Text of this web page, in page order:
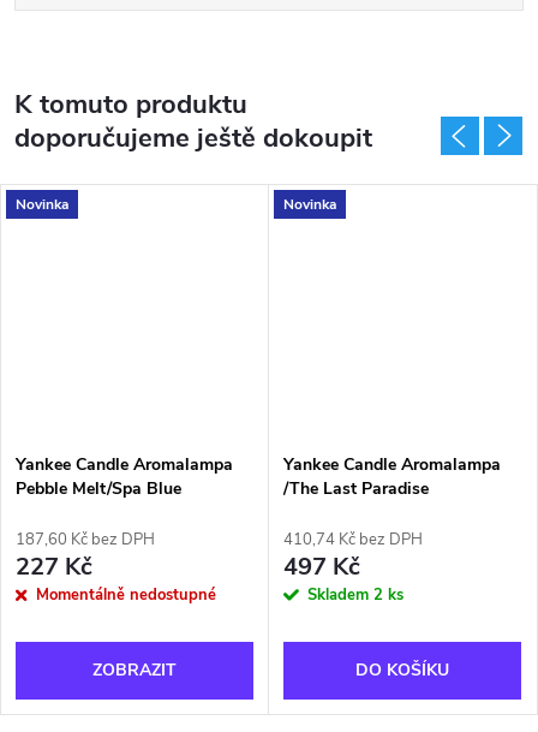
K tomuto produktu
doporučujeme ještě dokoupit
Novinka
Yankee Candle Aromalampa
Pebble Melt/Spa Blue
187,60 Kč bez DPH
227 Kč
Momentálně nedostupné
ZOBRAZIT
Novinka
Yankee Candle Aromalampa
/The Last Paradise
410,74 Kč bez DPH
497 Kč
Skladem 2 ks
DO KOŠÍKU